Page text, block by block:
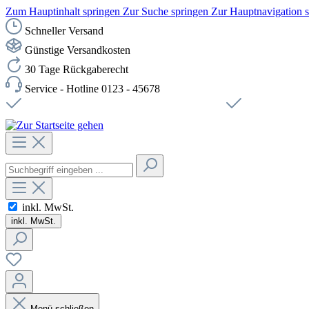
Zum Hauptinhalt springen Zur Suche springen Zur Hauptnavigation
Schneller Versand
Günstige Versandkosten
30 Tage Rückgaberecht
Service - Hotline 0123 - 45678
inkl. MwSt.
inkl. MwSt.